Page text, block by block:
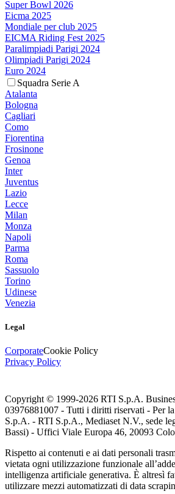
Super Bowl 2026
Eicma 2025
Mondiale per club 2025
EICMA Riding Fest 2025
Paralimpiadi Parigi 2024
Olimpiadi Parigi 2024
Euro 2024
Squadra Serie A
Atalanta
Bologna
Cagliari
Como
Fiorentina
Frosinone
Genoa
Inter
Juventus
Lazio
Lecce
Milan
Monza
Napoli
Parma
Roma
Sassuolo
Torino
Udinese
Venezia
Legal
CorporateCookie Policy
Privacy Policy
Copyright © 1999-2026 RTI S.p.A.
03976881007 - Tutti i diritti riservati - Per
S.p.A. - RTI S.p.A., Mediaset N.V., sede
Bassi) - Uffici Viale Europa 46, 20093
Rispetto ai contenuti e ai dati personali
vietata ogni utilizzazione funzionale
intelligenza artificiale generativa. È altresì
utilizzare mezzi automatizzati di data